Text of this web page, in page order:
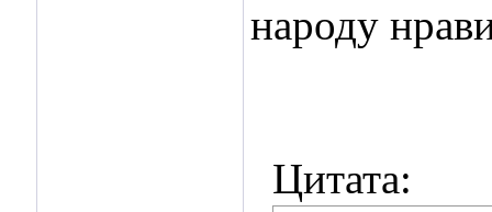
народу
Цитата: